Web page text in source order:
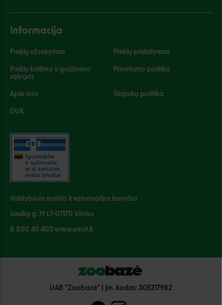
Informacija
Prekių užsakymas Prekių pristatymas
Prekių keitimo ir grąžinimo
sąlygos
Privatumo politika
Apie mus Slapukų politika
DUK
Valstybinės maisto ir veterinarijos tarnyba
Siesikų g. 19 LT-07170 Vilnius
8 800 40 403 www.vmvt.lt
UAB "Zoobazė" | Įm. kodas: 305217982